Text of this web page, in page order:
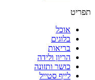
תפריט
אוכל
בלוגים
בריאות
הריון ולידה
כושר ותזונה
לייף סטייל